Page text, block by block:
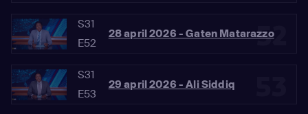
52
S31
E52
28 april 2026 - Gaten Matarazzo
S31
E53
29 april 2026 - Ali Siddiq